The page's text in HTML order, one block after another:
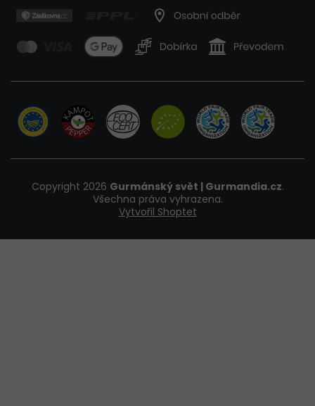
Vytvořil Shoptet
Copyright 2026 Gurmánský svět | Gurmandia.cz.
Všechna práva vyhrazena.